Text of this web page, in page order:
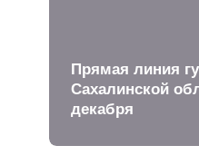
Прямая линия
Сахалинской
декабря